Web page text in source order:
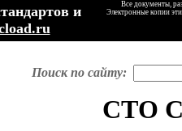
и
Все документы,
Электронные копии
Поиск по сайту:
СТО